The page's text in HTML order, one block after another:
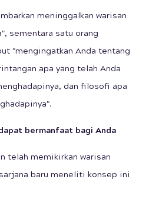
meninggalkan warisan
sementara satu orang
"mengingatkan Anda tentang
apa yang telah Anda
dan filosofi apa
bermanfaat bagi Anda
telah memikirkan warisan
baru meneliti konsep ini